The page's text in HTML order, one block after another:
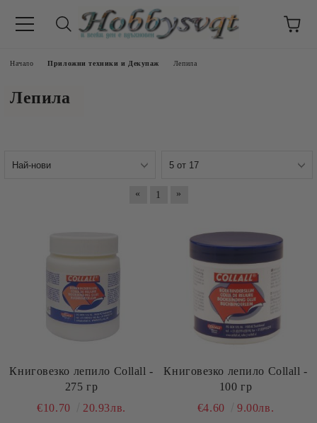
Начало Приложни техники и Декупаж Лепила
Лепила
« 1 »
Книговезко лепило Collall -
275 гр
€10.70
20.93лв.
Книговезко лепило Collall -
100 гр
€4.60
9.00лв.